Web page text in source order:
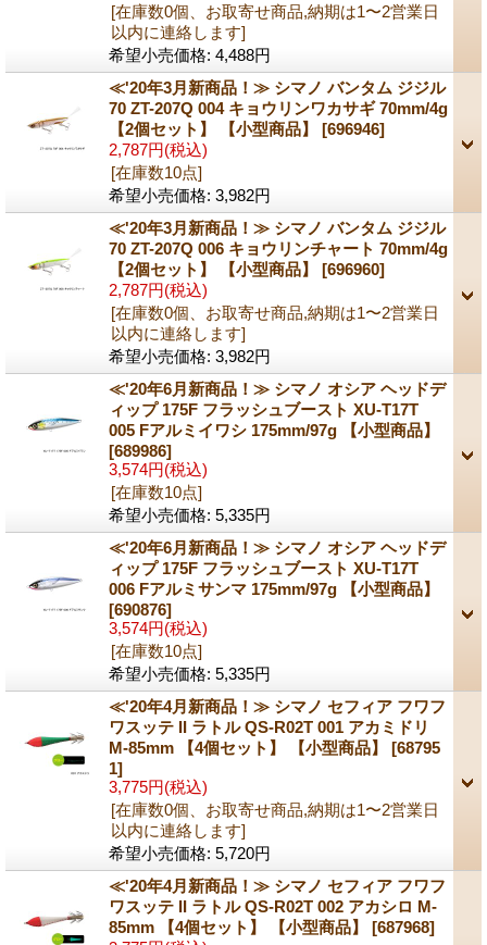
[在庫数0個、お取寄せ商品,納期は1〜2営業日
以内に連絡します]
希望小売価格: 4,488円
≪'20年3月新商品！≫ シマノ バンタム ジジル
70 ZT-207Q 004 キョウリンワカサギ 70mm/4g
【2個セット】 【小型商品】 [696946]
2,787円(税込)
[在庫数10点]
希望小売価格: 3,982円
≪'20年3月新商品！≫ シマノ バンタム ジジル
70 ZT-207Q 006 キョウリンチャート 70mm/4g
【2個セット】 【小型商品】 [696960]
2,787円(税込)
[在庫数0個、お取寄せ商品,納期は1〜2営業日
以内に連絡します]
希望小売価格: 3,982円
≪'20年6月新商品！≫ シマノ オシア ヘッドデ
ィップ 175F フラッシュブースト XU-T17T
005 Fアルミイワシ 175mm/97g 【小型商品】
[689986]
3,574円(税込)
[在庫数10点]
希望小売価格: 5,335円
≪'20年6月新商品！≫ シマノ オシア ヘッドデ
ィップ 175F フラッシュブースト XU-T17T
006 Fアルミサンマ 175mm/97g 【小型商品】
[690876]
3,574円(税込)
[在庫数10点]
希望小売価格: 5,335円
≪'20年4月新商品！≫ シマノ セフィア フワフ
ワスッテ II ラトル QS-R02T 001 アカミドリ
M-85mm 【4個セット】 【小型商品】 [68795
1]
3,775円(税込)
[在庫数0個、お取寄せ商品,納期は1〜2営業日
以内に連絡します]
希望小売価格: 5,720円
≪'20年4月新商品！≫ シマノ セフィア フワフ
ワスッテ II ラトル QS-R02T 002 アカシロ M-
85mm 【4個セット】 【小型商品】 [687968]